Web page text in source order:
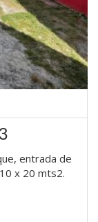
entrada de
x 20 mts2.